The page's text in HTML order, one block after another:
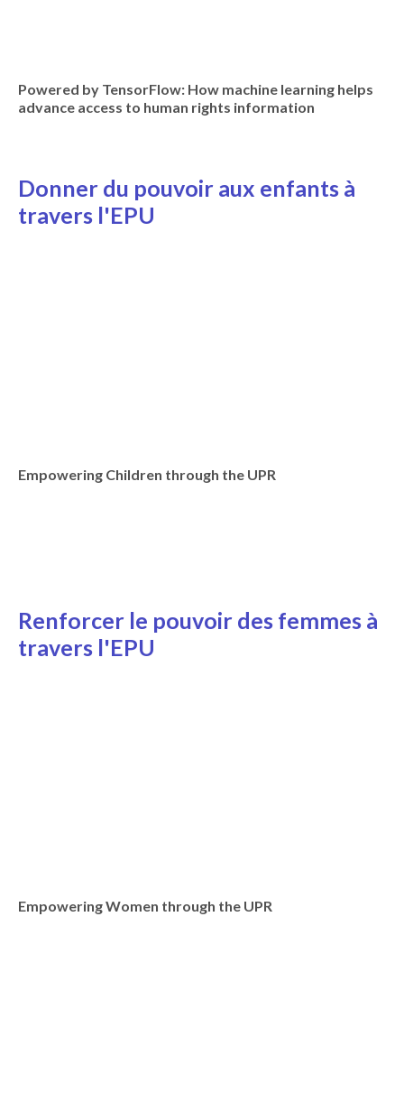
Powered by TensorFlow: How machine learning helps
advance access to human rights information
Donner du pouvoir aux enfants à
travers l'EPU
Empowering Children through the UPR
Renforcer le pouvoir des femmes à
travers l'EPU
Empowering Women through the UPR